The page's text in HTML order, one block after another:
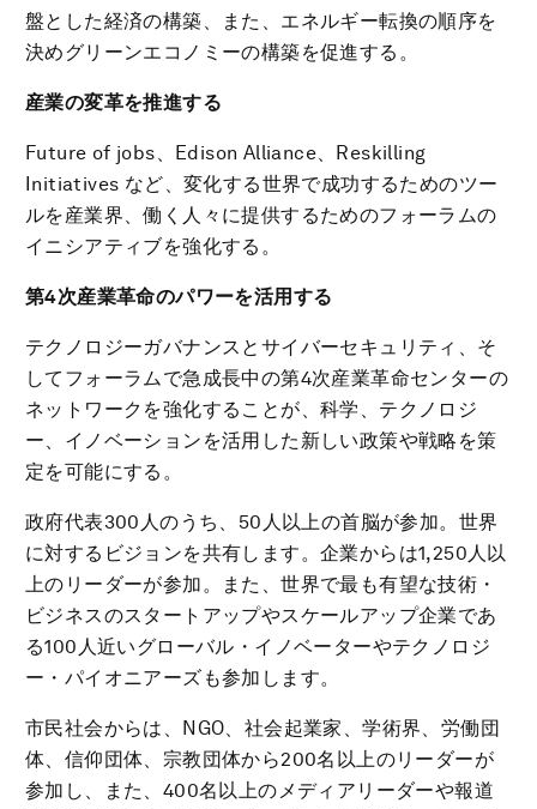
盤とした経済の構築、また、エネルギー転換の順序を
決めグリーンエコノミーの構築を促進する。
産業の変革を推進する
Future of jobs、Edison Alliance、Reskilling
Initiatives など、変化する世界で成功するためのツー
ルを産業界、働く人々に提供するためのフォーラムの
イニシアティブを強化する。
第4次産業革命のパワーを活用する
テクノロジーガバナンスとサイバーセキュリティ、そ
してフォーラムで急成長中の第4次産業革命センターの
ネットワークを強化することが、科学、テクノロジ
ー、イノベーションを活用した新しい政策や戦略を策
定を可能にする。
政府代表300人のうち、50人以上の首脳が参加。世界
に対するビジョンを共有します。企業からは1,250人以
上のリーダーが参加。また、世界で最も有望な技術・
ビジネスのスタートアップやスケールアップ企業であ
る100人近いグローバル・イノベーターやテクノロジ
ー・パイオニアーズも参加します。
市民社会からは、NGO、社会起業家、学術界、労働団
体、信仰団体、宗教団体から200名以上のリーダーが
参加し、また、400名以上のメディアリーダーや報道